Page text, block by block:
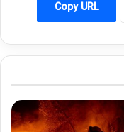
Copy URL